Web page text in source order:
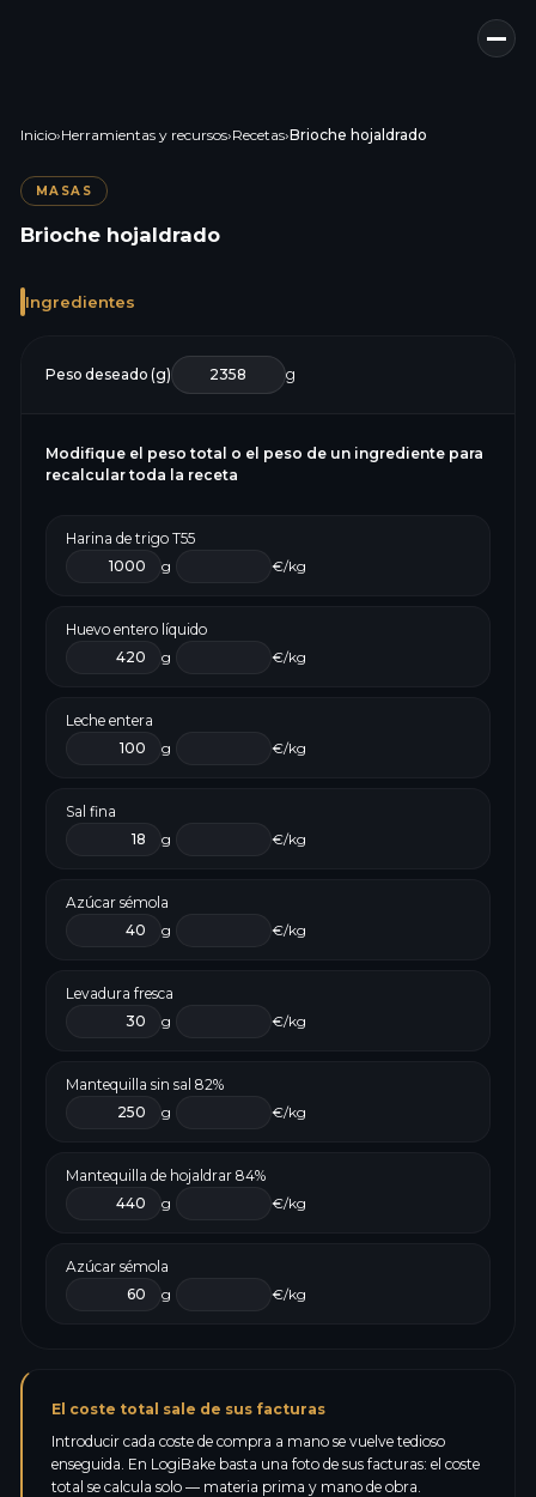
Inicio›Herramientas y recursos›Recetas›Brioche hojaldrado
MASAS
Brioche hojaldrado
Ingredientes
Peso deseado (g) g
Modifique el peso total o el peso de un ingrediente para
recalcular toda la receta
Harina de trigo T55
g
€/kg
Huevo entero líquido
g
€/kg
Leche entera
g
€/kg
Sal fina
g
€/kg
Azúcar sémola
g
€/kg
Levadura fresca
g
€/kg
Mantequilla sin sal 82%
g
€/kg
Mantequilla de hojaldrar 84%
g
€/kg
Azúcar sémola
g
€/kg
El coste total sale de sus facturas
Introducir cada coste de compra a mano se vuelve tedioso
enseguida. En LogiBake basta una foto de sus facturas: el coste
total se calcula solo — materia prima y mano de obra.